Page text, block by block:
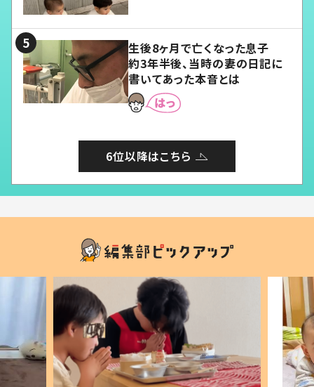
生後8ヶ月で亡くなった息子
約3年半後、当時の妻の日記に
書いてあった本音とは
6位以降はこちら